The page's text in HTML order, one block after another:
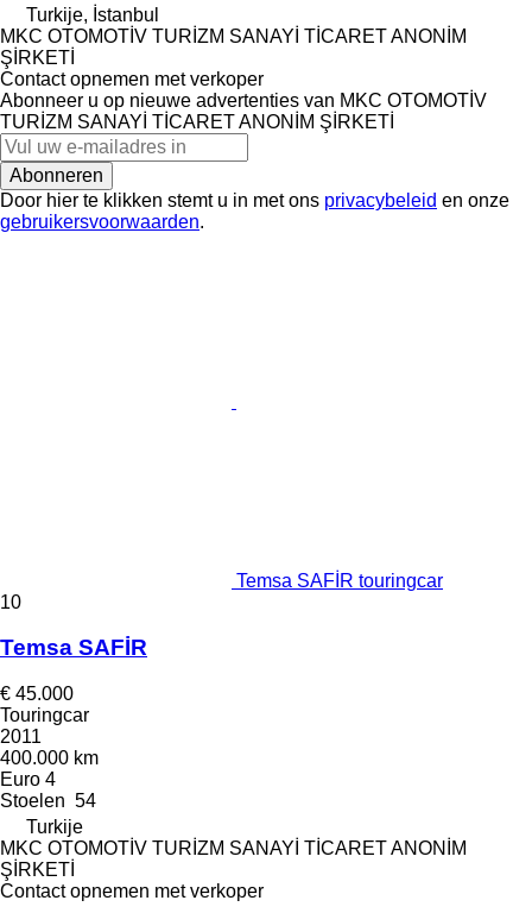
Turkije, İstanbul
MKC OTOMOTİV TURİZM SANAYİ TİCARET ANONİM
ŞİRKETİ
Contact opnemen met verkoper
Abonneer u op nieuwe advertenties van MKC OTOMOTİV
TURİZM SANAYİ TİCARET ANONİM ŞİRKETİ
Abonneren
Door hier te klikken stemt u in met ons privacybeleid en onze
gebruikersvoorwaarden.
Temsa SAFİR touringcar
10
Temsa SAFİR
€ 45.000
Touringcar
2011
400.000 km
Euro 4
Stoelen 54
Turkije
MKC OTOMOTİV TURİZM SANAYİ TİCARET ANONİM
ŞİRKETİ
Contact opnemen met verkoper